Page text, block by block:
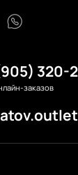
320-
заказов